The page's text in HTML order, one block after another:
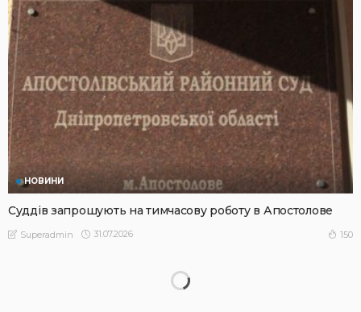
НОВИНИ
Суддів запрошують на тимчасову роботу в Апостолове
Superadmin 31.07.2026 150